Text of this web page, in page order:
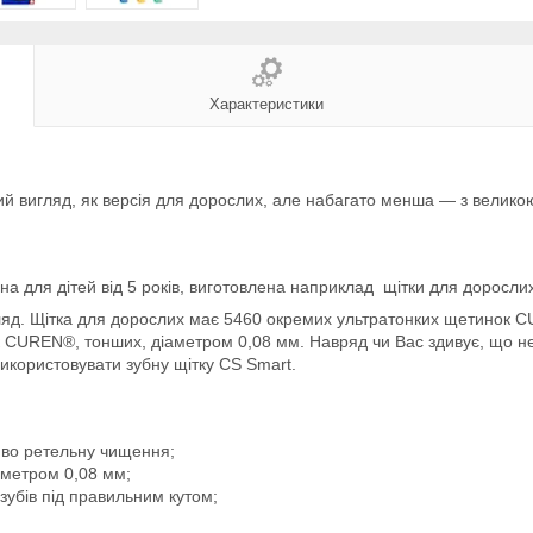
Характеристики
вигляд, як версія для дорослих, але набагато менша — з
для дітей від 5 років, виготовлена наприклад щітки для
Щітка для дорослих має 5460 окремих ультратонких щетинок
тонших, діаметром 0,08 мм. Навряд чи Вас здивує, що не
зубну щітку CS Smart.
ретельну чищення;
0,08 мм;
під правильним кутом;